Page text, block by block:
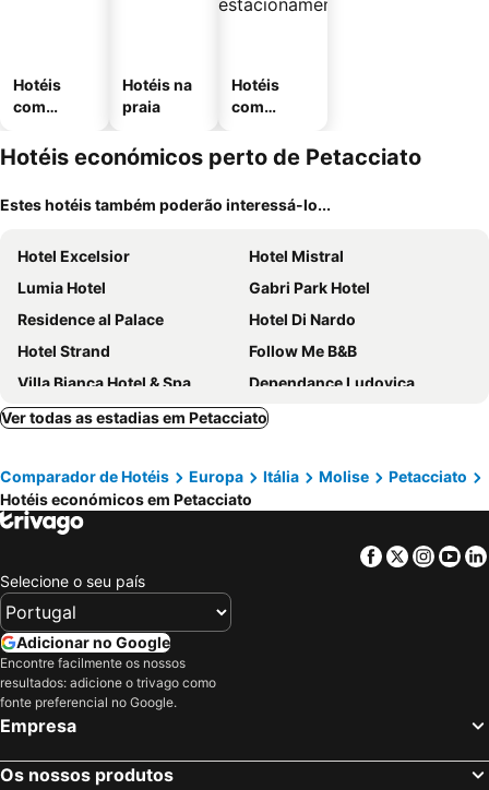
Hotéis
com
Hotéis na
praia
Hotéis
com
mento
Hotéis económicos perto de Petacciato
Estes hotéis também poderão interessá-lo...
Hotel Excelsior
Hotel Mistral
Lumia Hotel
Gabri Park Hotel
Residence al Palace
Hotel Di Nardo
Hotel Strand
Follow Me B&B
Villa Bianca Hotel & Spa
Dependance Ludovica
Hotel Royal
Europa Hotel
Baia Delphis Resort
Ver todas as estadias em Petacciato
Comparador de Hotéis Europa Itália Molise
Petacciato
Hotéis económicos em Petacciato
Facebook
Twitter
Selecione o seu país
Adicionar no Google
Encontre facilmente os nossos
resultados: adicione o trivago como
fonte preferencial no Google.
Empresa
Os nossos produtos